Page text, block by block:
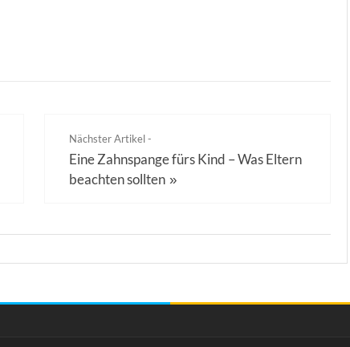
Nächster Artikel -
Eine Zahnspange fürs Kind – Was Eltern
beachten sollten »